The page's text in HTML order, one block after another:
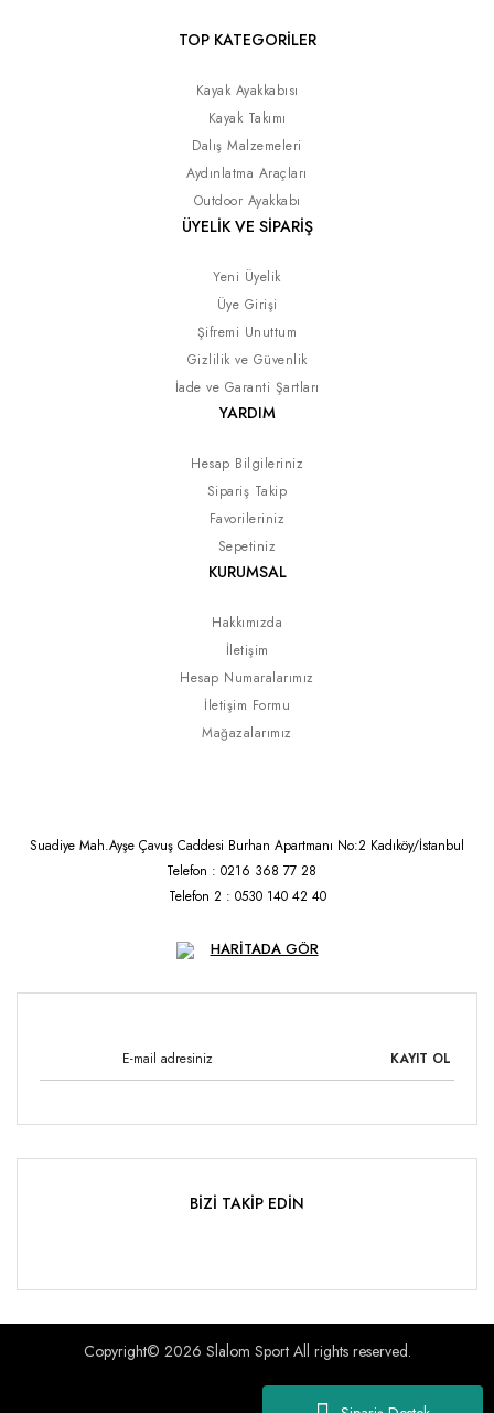
TOP KATEGORİLER
Kayak Ayakkabısı
Kayak Takımı
Dalış Malzemeleri
Aydınlatma Araçları
Outdoor Ayakkabı
ÜYELİK VE SİPARİŞ
Yeni Üyelik
Üye Girişi
Şifremi Unuttum
Gizlilik ve Güvenlik
İade ve Garanti Şartları
YARDIM
Hesap Bilgileriniz
Sipariş Takip
Favorileriniz
Sepetiniz
KURUMSAL
Hakkımızda
İletişim
Hesap Numaralarımız
İletişim Formu
Mağazalarımız
Suadiye Mah.Ayşe Çavuş Caddesi Burhan Apartmanı No:2 Kadıköy/İstanbul
Telefon : 0216 368 77 28
Telefon 2 : 0530 140 42 40
HARİTADA GÖR
KAYIT OL
BİZİ TAKİP EDİN
Copyright© 2026 Slalom Sport All rights reserved.